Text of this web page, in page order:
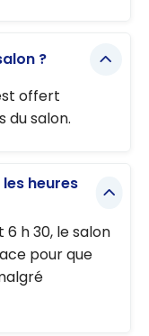
?
offert
du salon.
heures
h 30, le salon
pour que